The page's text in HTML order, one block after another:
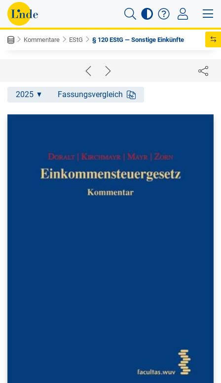
Kommentare EStG § 120 EStG — Sonstige Einkünfte
2025 Fassungsvergleich